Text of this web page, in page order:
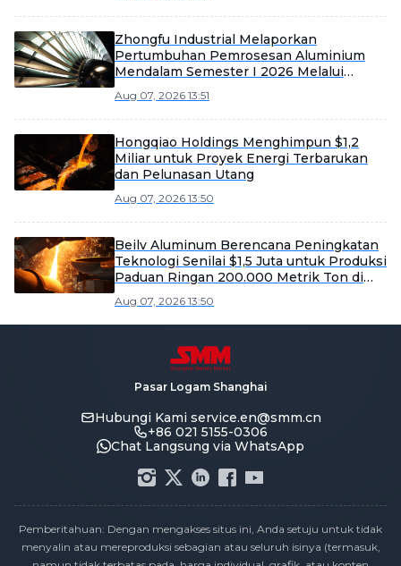
Zhongfu Industrial Melaporkan
Pertumbuhan Pemrosesan Aluminium
Mendalam Semester I 2026 Melalui
Aug 07, 2026 13:51
Hongqiao Holdings Menghimpun $1,2
Miliar untuk Proyek Energi Terbarukan
dan Pelunasan Utang
Aug 07, 2026 13:50
Beilv Aluminum Berencana Peningkatan
Teknologi Senilai $1,5 Juta untuk Produksi
Paduan Ringan 200.000 Metrik Ton di
Aug 07, 2026 13:50
Pasar Logam Shanghai
Hubungi Kami service.en@smm.cn
+86 021 5155-0306
Chat Langsung via WhatsApp
Pemberitahuan: Dengan mengakses situs ini, Anda setuju untuk tidak
menyalin atau mereproduksi sebagian atau seluruh isinya (termasuk,